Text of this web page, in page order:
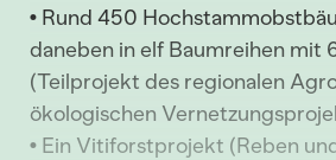
• Rund 450
daneben in elf Baumreihen mit
(Teilprojekt des regionalen
ökologischen
• Ein Vitiforstprojekt (Reben